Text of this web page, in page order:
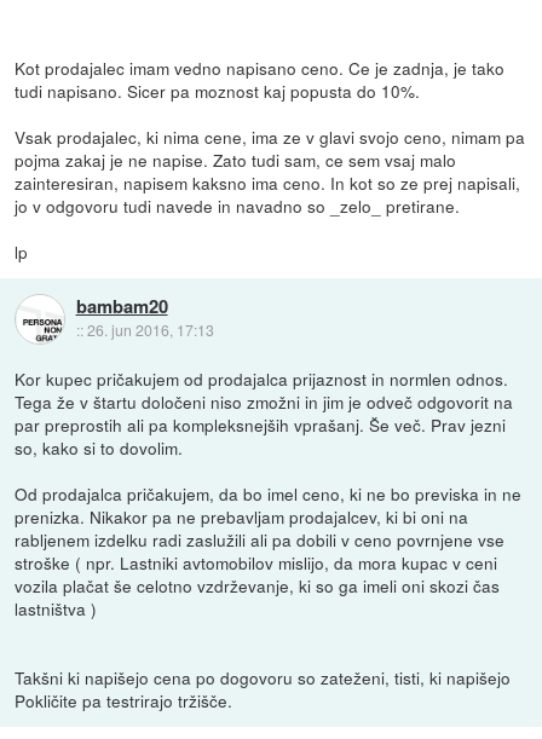
Kot prodajalec imam vedno napisano ceno. Ce je zadnja, je tako
tudi napisano. Sicer pa moznost kaj popusta do 10%.
Vsak prodajalec, ki nima cene, ima ze v glavi svojo ceno, nimam pa
pojma zakaj je ne napise. Zato tudi sam, ce sem vsaj malo
zainteresiran, napisem kaksno ima ceno. In kot so ze prej napisali,
jo v odgovoru tudi navede in navadno so _zelo_ pretirane.
lp
bambam20
::26. jun 2016, 17:13
Kor kupec pričakujem od prodajalca prijaznost in normlen odnos.
Tega že v štartu določeni niso zmožni in jim je odveč odgovorit na
par preprostih ali pa kompleksnejših vprašanj. Še več. Prav jezni
so, kako si to dovolim.
Od prodajalca pričakujem, da bo imel ceno, ki ne bo previska in ne
prenizka. Nikakor pa ne prebavljam prodajalcev, ki bi oni na
rabljenem izdelku radi zaslužili ali pa dobili v ceno povrnjene vse
stroške ( npr. Lastniki avtomobilov mislijo, da mora kupac v ceni
vozila plačat še celotno vzdrževanje, ki so ga imeli oni skozi čas
lastništva )
Takšni ki napišejo cena po dogovoru so zateženi, tisti, ki napišejo
Pokličite pa testrirajo tržišče.